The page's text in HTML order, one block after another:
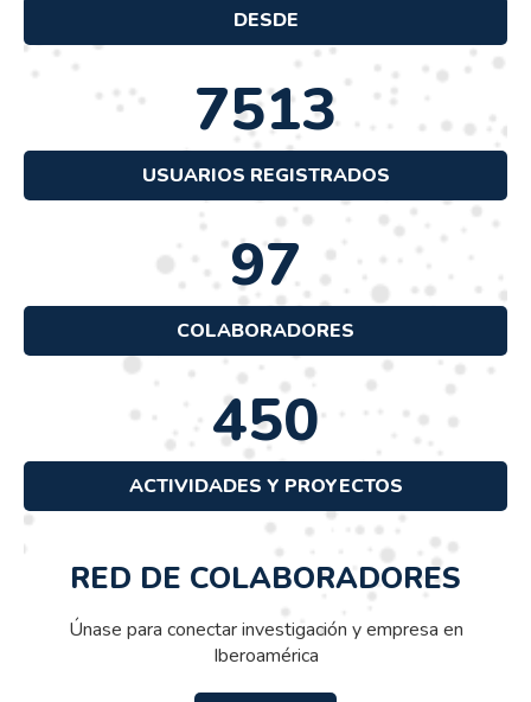
DESDE
7513
USUARIOS REGISTRADOS
97
COLABORADORES
450
ACTIVIDADES Y PROYECTOS
RED DE COLABORADORES
Únase para conectar investigación y empresa en
Iberoamérica